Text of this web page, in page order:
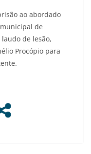
ao abordado
de
de lesão,
Procópio para